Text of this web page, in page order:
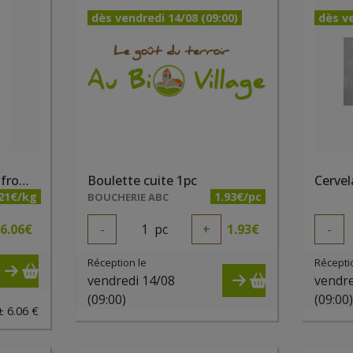
Boudins mixtes - curry, fromage, paprika (3 x 95 gr) bio PQA
kg
6.06€
6.06 €
dès vendredi 14/08 (09:00)
Boulette cuite 1pc
BOUCHERIE ABC 1.93€/pc
- 1 pc + 1.93€
Réception le
vendredi 14/08
(09:00)
dès
-
(09:00)